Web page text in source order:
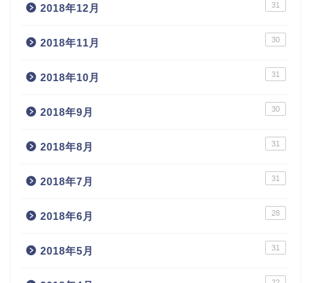
2018年12月 31
2018年11月 30
2018年10月 31
2018年9月 30
2018年8月 31
2018年7月 31
2018年6月 28
2018年5月 31